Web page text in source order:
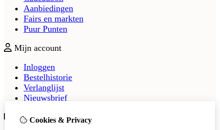
Aanbiedingen
Fairs en markten
Puur Punten
Mijn account
Inloggen
Bestelhistorie
Verlanglijst
Nieuwsbrief
Klantenservice
Cookies & Privacy